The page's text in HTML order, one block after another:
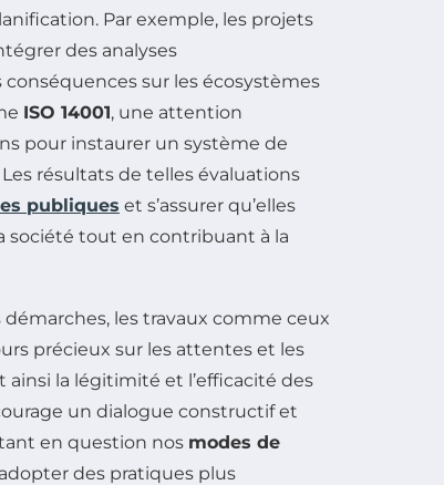
Par exemple, les projets
des analyses
sur les écosystèmes
ISO 14001, une attention
pour instaurer un système de
résultats de telles évaluations
publiques et s’assurer qu’elles
société tout en contribuant à la
les travaux comme ceux
précieux sur les attentes et les
la légitimité et l’efficacité des
un dialogue constructif et
en question nos modes de
des pratiques plus